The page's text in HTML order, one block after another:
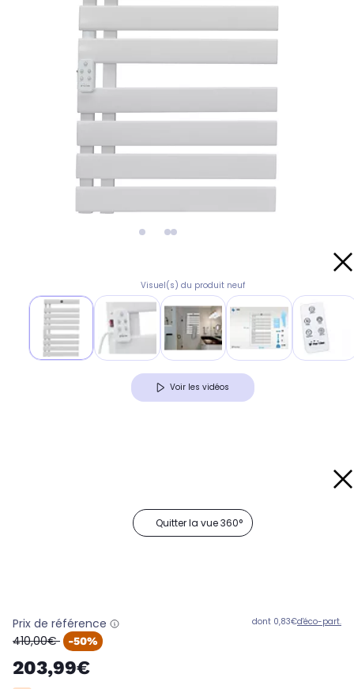
Visuel(s) du produit neuf
Voir les vidéos
Quitter la vue 360°
Prix de référence
oldPrice
410,00€ -50%
203,99€
dont 0,83€d'éco-part.